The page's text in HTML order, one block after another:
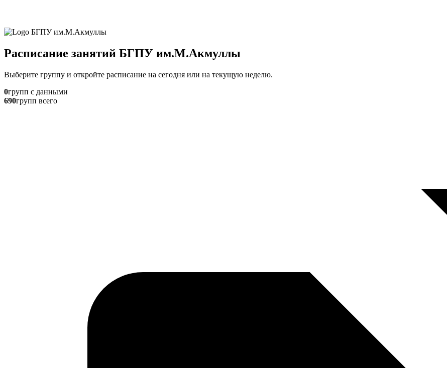
Расписание занятий БГПУ им.М.Акмуллы
Выберите группу и откройте расписание на сегодня или на текущую неделю.
0групп с данными
690групп всего